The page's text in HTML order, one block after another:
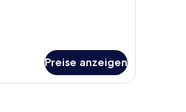
Preise anzeigen